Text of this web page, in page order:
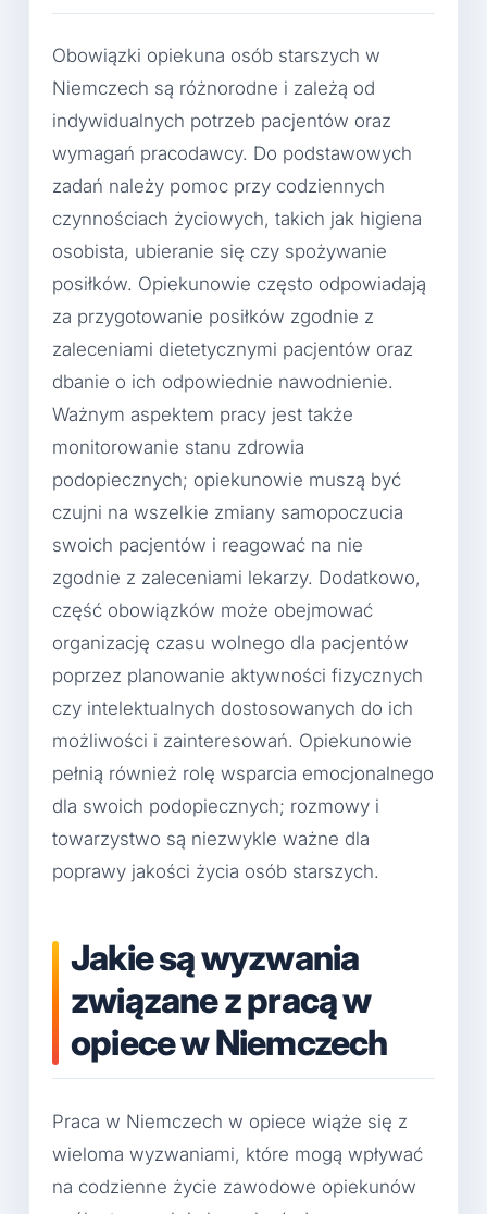
Obowiązki opiekuna osób starszych w
Niemczech są różnorodne i zależą od
indywidualnych potrzeb pacjentów oraz
wymagań pracodawcy. Do podstawowych
zadań należy pomoc przy codziennych
czynnościach życiowych, takich jak higiena
osobista, ubieranie się czy spożywanie
posiłków. Opiekunowie często odpowiadają
za przygotowanie posiłków zgodnie z
zaleceniami dietetycznymi pacjentów oraz
dbanie o ich odpowiednie nawodnienie.
Ważnym aspektem pracy jest także
monitorowanie stanu zdrowia
podopiecznych; opiekunowie muszą być
czujni na wszelkie zmiany samopoczucia
swoich pacjentów i reagować na nie
zgodnie z zaleceniami lekarzy. Dodatkowo,
część obowiązków może obejmować
organizację czasu wolnego dla pacjentów
poprzez planowanie aktywności fizycznych
czy intelektualnych dostosowanych do ich
możliwości i zainteresowań. Opiekunowie
pełnią również rolę wsparcia emocjonalnego
dla swoich podopiecznych; rozmowy i
towarzystwo są niezwykle ważne dla
poprawy jakości życia osób starszych.
Jakie są wyzwania
związane z pracą w
opiece w Niemczech
Praca w Niemczech w opiece wiąże się z
wieloma wyzwaniami, które mogą wpływać
na codzienne życie zawodowe opiekunów